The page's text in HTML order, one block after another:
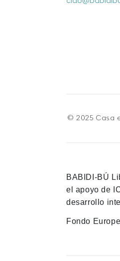
© 2025 Casa
BABIDI-BÚ
el apoyo de
desarrollo
Fondo